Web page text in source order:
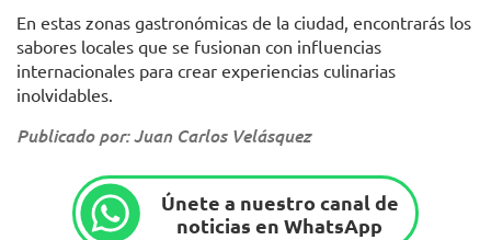
En estas zonas gastronómicas de la ciudad, encontrarás los
sabores locales que se fusionan con influencias
internacionales para crear experiencias culinarias
inolvidables.
Publicado por: Juan Carlos Velásquez
Únete a nuestro canal de
noticias en WhatsApp